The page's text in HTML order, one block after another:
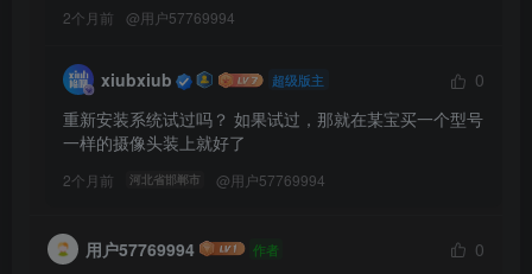
2个月前 @用户57769994
xiubxiub 超级版主
0
重新安装系统试过吗？ 如果试过，那就在某宝买一个型号
一样的摄像头装上就好了
2个月前 河北省邯郸市 @用户57769994
用户57769994 作者
0